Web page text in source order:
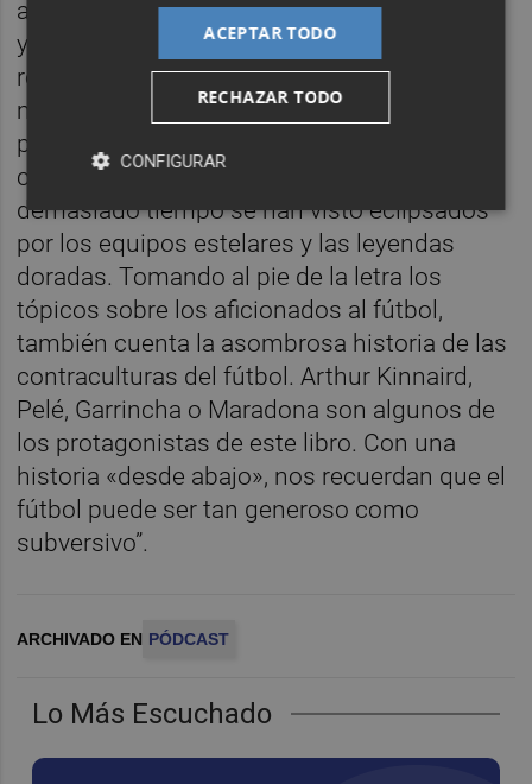
Lo Más Escuchado
anticoloniales, jóvenes de barrios populares
y manifestantes de todo el mundo. El cómic
recorre los destinos de los hombres y
mujeres que practican a diario este deporte
popular, tanto profesionalmente como en
calidad de aficionados, y que durante
demasiado tiempo se han visto eclipsados
por los equipos estelares y las leyendas
doradas. Tomando al pie de la letra los
tópicos sobre los aficionados al fútbol,
también cuenta la asombrosa historia de las
contraculturas del fútbol. Arthur Kinnaird,
Pelé, Garrincha o Maradona son algunos de
los protagonistas de este libro. Con una
historia «desde abajo», nos recuerdan que el
fútbol puede ser tan generoso como
subversivo”.
ARCHIVADO EN PÓDCAST
ACEPTAR TODO
RECHAZAR TODO
CONFIGURAR